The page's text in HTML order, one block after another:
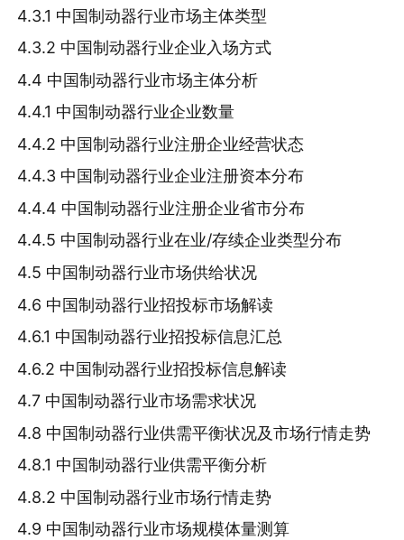
4.3.1 中国制动器行业市场主体类型
4.3.2 中国制动器行业企业入场方式
4.4 中国制动器行业市场主体分析
4.4.1 中国制动器行业企业数量
4.4.2 中国制动器行业注册企业经营状态
4.4.3 中国制动器行业企业注册资本分布
4.4.4 中国制动器行业注册企业省市分布
4.4.5 中国制动器行业在业/存续企业类型分布
4.5 中国制动器行业市场供给状况
4.6 中国制动器行业招投标市场解读
4.6.1 中国制动器行业招投标信息汇总
4.6.2 中国制动器行业招投标信息解读
4.7 中国制动器行业市场需求状况
4.8 中国制动器行业供需平衡状况及市场行情走势
4.8.1 中国制动器行业供需平衡分析
4.8.2 中国制动器行业市场行情走势
4.9 中国制动器行业市场规模体量测算